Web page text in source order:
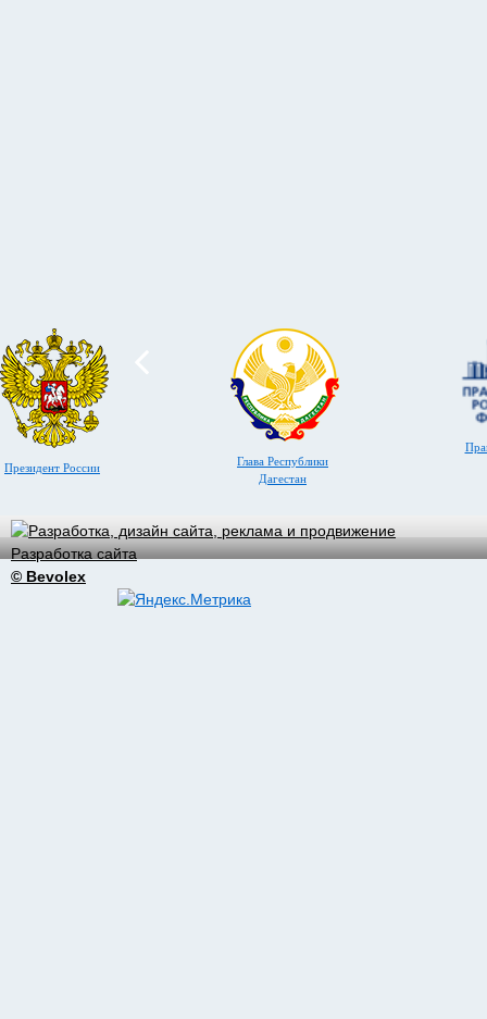
Президент России
Глава Республики
Дагестан
Разработка сайта
© Bevolex